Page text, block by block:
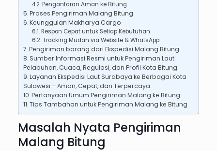
Pengantaran Aman ke Bitung
Proses Pengiriman Malang Bitung
Keunggulan Makharya Cargo
Respon Cepat untuk Setiap Kebutuhan
Tracking Mudah via Website & WhatsApp
Pengiriman barang dari Ekspedisi Malang Bitung
Sumber Informasi Resmi untuk Pengiriman Laut:
Pelabuhan, Cuaca, Regulasi, dan Profil Kota Bitung
Layanan Ekspedisi Laut Surabaya ke Berbagai Kota
Sulawesi – Aman, Cepat, dan Terpercaya
Pertanyaan Umum Pengiriman Malang ke Bitung
Tips Tambahan untuk Pengiriman Malang ke Bitung
Masalah Nyata Pengiriman
Malang Bitung